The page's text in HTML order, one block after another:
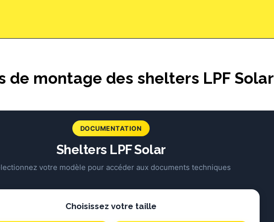
de montage des shelters LPF Solar
DOCUMENTATION
Shelters LPF Solar
votre modèle pour accéder aux documents techniques
Choisissez votre taille